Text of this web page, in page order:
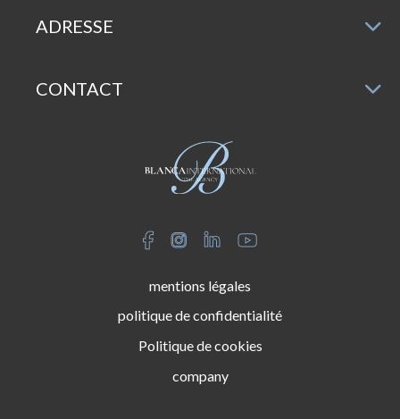
ADRESSE
CONTACT
mentions légales
politique de confidentialité
Politique de cookies
company